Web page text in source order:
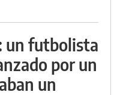
un futbolista
por un
un